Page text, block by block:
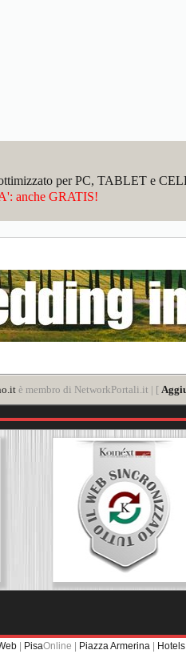
per PC, TABLET e
anche GRATIS!
è membro di NetworkPortali.it | [
| PisaOnline | Piazza Armerina |